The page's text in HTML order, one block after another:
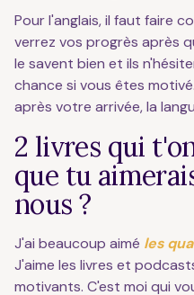
Pour l'anglais, il faut faire
verrez vos progrès après
le savent bien et ils
chance si vous êtes
après votre arrivée, la
2 livres qui
que tu
nous ?
J'ai beaucoup aimé les
J'aime les livres et
motivants. C'est moi qui